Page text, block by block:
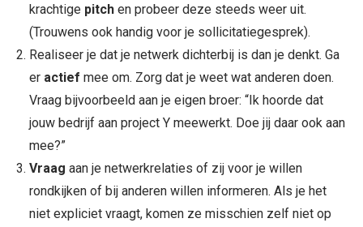
krachtige pitchen probeer deze steeds weer uit.
(Trouwens ook handig voor je sollicitatiegesprek).
Realiseer je dat je netwerk dichterbij is dan je denkt. Ga
er actief mee om. Zorg dat je weet wat anderen doen.
Vraag bijvoorbeeld aan je eigen broer: “Ik hoorde dat
jouw bedrijf aan project Y meewerkt. Doe jij daar ook aan
mee?”
Vraag aan je netwerkrelaties of zij voor je willen
rondkijken of bij anderen willen informeren. Als je het
niet expliciet vraagt, komen ze misschien zelf niet op